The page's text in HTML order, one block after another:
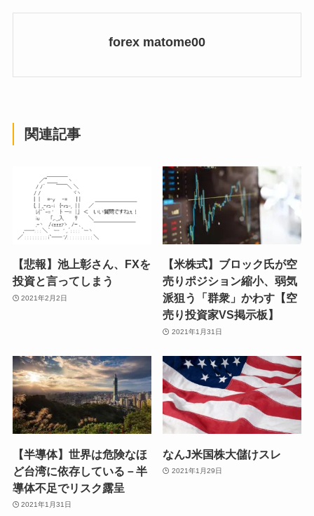
forex matome00
関連記事
【悲報】池上彰さん、FXを
投資と言ってしまう
2021年2月2日
【米株式】ブロック氏が空
売りポジション縮小、弱気
派狙う「群衆」かわす【空
売り投資家VS掲示板】
2021年1月31日
【半導体】世界は危険なほ
ど台湾に依存している－半
導体不足でリスク露呈
2021年1月31日
なんJ米国株大儲けスレ
2021年1月29日